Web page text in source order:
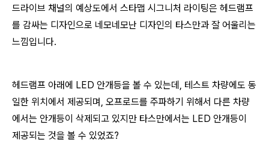
드라이브 채널의 예상도에서 스타맵 시그니처 라이팅은 헤드램프
를 감싸는 디자인으로 네모네모난 디자인의 타스만과 잘 어울리는
느낌입니다.
헤드램프 아래에 LED 안개등을 볼 수 있는데, 테스트 차량에도 동
일한 위치에서 제공되며, 오프로드를 주파하기 위해서 다른 차량
에서는 안개등이 삭제되고 있지만 타스만에서는 LED 안개등이
제공되는 것을 볼 수 있었죠?